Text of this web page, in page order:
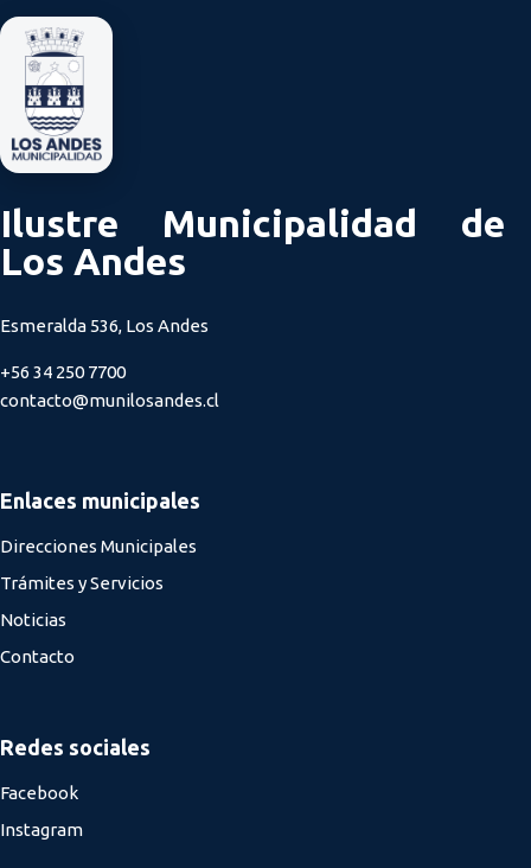
Ilustre Municipalidad de
Los Andes
Esmeralda 536, Los Andes
+56 34 250 7700
contacto@munilosandes.cl
Enlaces municipales
Direcciones Municipales
Trámites y Servicios
Noticias
Contacto
Redes sociales
Facebook
Instagram